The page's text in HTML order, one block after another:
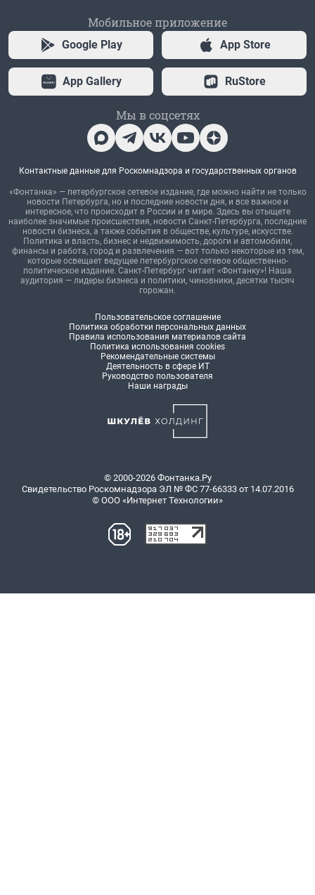
Мобильное приложение
Google Play App Store
App Gallery RuStore
Мы в соцсетях
Контактные данные для Роскомнадзора и государственных органов
«Фонтанка» — петербургское сетевое издание, где можно найти не только
новости Петербурга, но и последние новости дня, и все важное и
интересное, что происходит в России и в мире. Здесь вы отыщете
наиболее значимые происшествия, новости Санкт-Петербурга, последние
новости бизнеса, а также события в обществе, культуре, искусстве.
Политика и власть, бизнес и недвижимость, дороги и автомобили,
финансы и работа, город и развлечения — вот только некоторые из тем,
которые освещает ведущее петербургское сетевое общественно-
политическое издание. Санкт-Петербург читает «Фонтанку»! Наша
аудитория — лидеры бизнеса и политики, чиновники, десятки тысяч
горожан.
Пользовательское соглашение
Политика обработки персональных данных
Правила использования материалов сайта
Политика использования cookies
Рекомендательные системы
Деятельность в сфере ИТ
Руководство пользователя
Наши награды
© 2000-2026 Фонтанка.Ру
Свидетельство Роскомнадзора ЭЛ № ФС 77-66333 от 14.07.2016
© ООО «Интернет Технологии»